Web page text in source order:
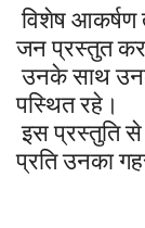
विशेषआकर्षण
जनप्रस्तुतकर
उनकेसाथ
पस्थितरहे।
इसप्रस्तुतिसे
प्रतिउनका